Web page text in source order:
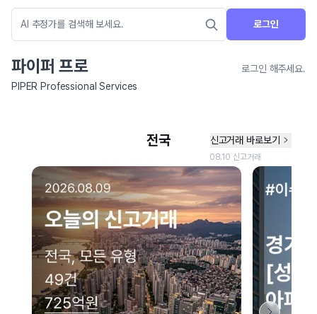
로그인
파이퍼 프로
로그인 해주세요.
PIPER Professional Services
네이버 지도 연결 안내
현재 네이버 지도 연결이 원활하지 않아 지도를 불러올 수 없습니다.